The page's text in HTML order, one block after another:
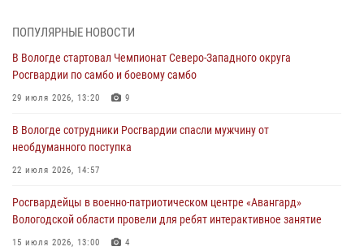
ОХРАНЫ РОСГВАРДИИ В ВОЛОГОДСКОЙ ОБЛАСТИ ЗАДЕРЖАНО 23
02 августа 2026, 10:37
Росгвардейцы в г. Соколе задержали несовершеннолетнего
31 июля 2026, 06:43
В Вологде стартовал Чемпионат Северо-Западного округа
29 июля 2026, 13:20
В Вологде росгвардейцы задержали мужчину, подозреваемого в
ПОПУЛЯРНЫЕ НОВОСТИ
В Вологде стартовал Чемпионат Северо-Западного округа
Росгвардии по самбо и боевому самбо
29 июля 2026, 13:20 9
В Вологде сотрудники Росгвардии спасли мужчину от
необдуманного поступка
22 июля 2026, 14:57
Росгвардейцы в военно-патриотическом центре «Авангард»
Вологодской области провели для ребят интерактивное занятие
15 июля 2026, 13:00 4